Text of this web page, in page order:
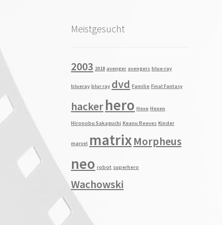
Meistgesucht
2003 2018 avenger avengers blue-ray
blueray blur ray dvd Familie Final Fantasy
hackerhero Hexe Hexen
Hironobu Sakaguchi Keanu Reeves Kinder
marvel matrixMorpheus
neo robot superhero
Wachowski